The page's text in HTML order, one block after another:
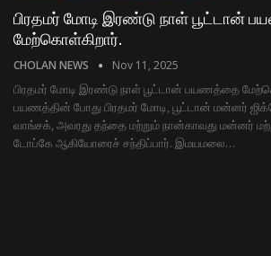
பிரதமர் மோடி இரண்டு நாள் பூட்டான்
மேற்கொள்கிறார்.
CHOLAN NEWS Nov 11, 2025
பிரதமர் மோடி இரண்டு நாள் பூட்டான் பயணத்தை
பயணத்தின் போது பிரதமர் மோடி, பூட்டான் மன்னர்
வாங்சக், அவரது தந்தை மற்றும் நான்காவது மன்னர்
டோப்கே ஆகியோரைச் சந்திப்பார். இமயமலை…